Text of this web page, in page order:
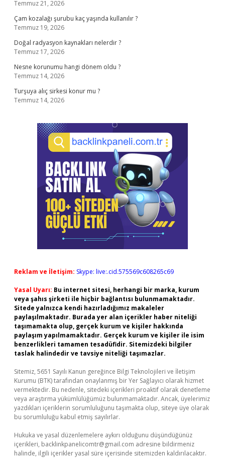
Temmuz 21, 2026
Çam kozalağı şurubu kaç yaşında kullanılır ?
Temmuz 19, 2026
Doğal radyasyon kaynakları nelerdir ?
Temmuz 17, 2026
Nesne korunumu hangi dönem oldu ?
Temmuz 14, 2026
Turşuya alıç sirkesi konur mu ?
Temmuz 14, 2026
Reklam ve İletişim: Skype: live:.cid.575569c608265c69
Yasal Uyarı: Bu internet sitesi, herhangi bir marka, kurum
veya şahıs şirketi ile hiçbir bağlantısı bulunmamaktadır.
Sitede yalnızca kendi hazırladığımız makaleler
paylaşılmaktadır. Burada yer alan içerikler haber niteliği
taşımamakta olup, gerçek kurum ve kişiler hakkında
paylaşım yapılmamaktadır. Gerçek kurum ve kişiler ile isim
benzerlikleri tamamen tesadüfidir. Sitemizdeki bilgiler
taslak halindedir ve tavsiye niteliği taşımazlar.
Sitemiz, 5651 Sayılı Kanun gereğince Bilgi Teknolojileri ve İletişim
Kurumu (BTK) tarafından onaylanmış bir Yer Sağlayıcı olarak hizmet
vermektedir. Bu nedenle, sitedeki içerikleri proaktif olarak denetleme
veya araştırma yükümlülüğümüz bulunmamaktadır. Ancak, üyelerimiz
yazdıkları içeriklerin sorumluluğunu taşımakta olup, siteye üye olarak
bu sorumluluğu kabul etmiş sayılırlar.
Hukuka ve yasal düzenlemelere aykırı olduğunu düşündüğünüz
içerikleri, backlinkpanelicomtr@gmail.com adresine bildirmeniz
halinde, ilgili içerikler yasal süre içerisinde sitemizden kaldırılacaktır.